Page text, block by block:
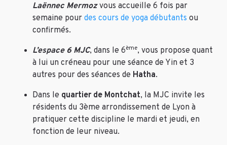
Laënnec Mermozvous accueille 6 fois par
semaine pour des cours de yoga débutants ou
confirmés.
L’espace 6 MJC, dans le 6ème, vous propose quant
à lui un créneau pour une séance de Yin et 3
autres pour des séances de Hatha.
Dans le quartier de Montchat, la MJC invite les
résidents du 3ème arrondissement de Lyon à
pratiquer cette discipline le mardi et jeudi, en
fonction de leur niveau.